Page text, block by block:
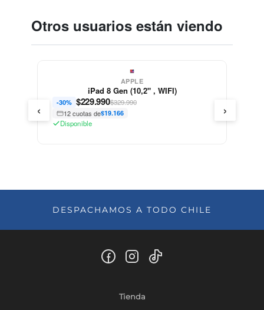
Otros usuarios están viendo
APPLE
iPad 8 Gen (10,2" , WIFI)
-30% $229.990$329.990
12 cuotas de$19.166
Disponible
‹ ›
DESPACHAMOS A TODO CHILE
Tienda